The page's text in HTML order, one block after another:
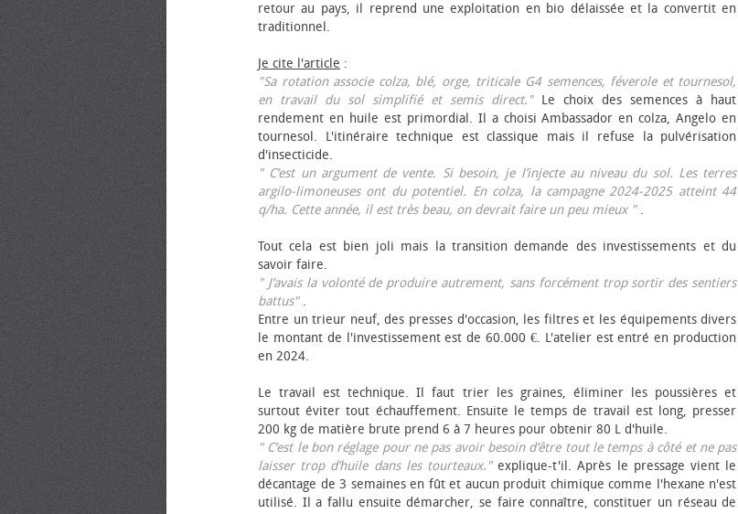
retour au pays, il reprend une exploitation en bio délaissée et la convertit en
traditionnel.
Je cite l'article :
"Sa rotation associe colza, blé, orge, triticale G4 semences, féverole et tournesol,
en travail du sol simplifié et semis direct."Le choix des semences à haut
rendement en huile est primordial. Il a choisi Ambassador en colza, Angelo en
tournesol. L'itinéraire technique est classique mais il refuse la pulvérisation
d'insecticide.
" C’est un argument de vente. Si besoin, je l’injecte au niveau du sol. Les terres
argilo-limoneuses ont du potentiel. En colza, la campagne 2024-2025 atteint 44
q/ha. Cette année, il est très beau, on devrait faire un peu mieux ".
Tout cela est bien joli mais la transition demande des investissements et du
savoir faire.
" J’avais la volonté de produire autrement, sans forcément trop sortir des sentiers
battus".
Entre un trieur neuf, des presses d'occasion, les filtres et les équipements divers
le montant de l'investissement est de 60.000 €. L'atelier est entré en production
en 2024.
Le travail est technique. Il faut trier les graines, éliminer les poussières et
surtout éviter tout échauffement. Ensuite le temps de travail est long, presser
200 kg de matière brute prend 6 à 7 heures pour obtenir 80 L d'huile.
" C’est le bon réglage pour ne pas avoir besoin d’être tout le temps à côté et ne pas
laisser trop d’huile dans les tourteaux."explique-t'il. Après le pressage vient le
décantage de 3 semaines en fût et aucun produit chimique comme l'hexane n'est
utilisé. Il a fallu ensuite démarcher, se faire connaître, constituer un réseau de